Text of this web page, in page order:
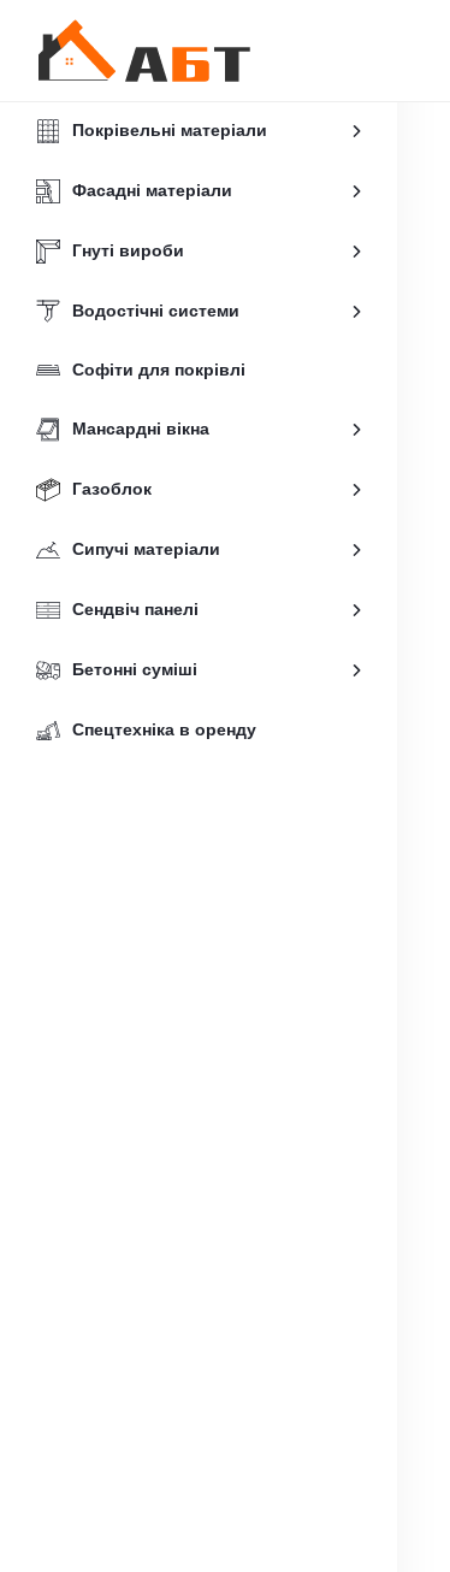
Покрівельні матеріали
Фасадні матеріали
Гнуті вироби
Водостічні системи
Софіти для покрівлі
Мансардні вікна
Газоблок
Сипучі матеріали
Сендвіч панелі
Бетонні суміші
Спецтехніка в оренду